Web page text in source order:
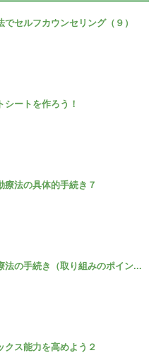
でセルフカウンセリング（９）
シートを作ろう！
療法の具体的手続き７
法の手続き（取り組みのポイン...
クス能力を高めよう２